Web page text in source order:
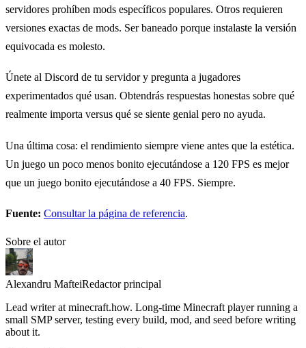
servidores prohíben mods específicos populares. Otros requieren
versiones exactas de mods. Ser baneado porque instalaste la versión
equivocada es molesto.
Únete al Discord de tu servidor y pregunta a jugadores
experimentados qué usan. Obtendrás respuestas honestas sobre qué
realmente importa versus qué se siente genial pero no ayuda.
Una última cosa: el rendimiento siempre viene antes que la estética.
Un juego un poco menos bonito ejecutándose a 120 FPS es mejor
que un juego bonito ejecutándose a 40 FPS. Siempre.
Fuente: Consultar la página de referencia.
Sobre el autor
Alexandru MafteiRedactor principal
Lead writer at minecraft.how. Long-time Minecraft player running a
small SMP server, testing every build, mod, and seed before writing
about it.